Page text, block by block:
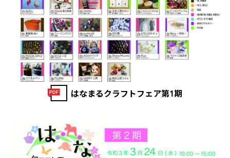
はなまるクラフトフェア第1期